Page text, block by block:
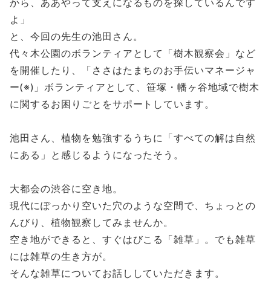
よ」
と、今回の先生の池田さん。
代々木公園のボランティアとして「樹木観察会」など
を開催したり、「ささはたまちのお手伝いマネージャ
ー(※)」ボランティアとして、笹塚・幡ヶ谷地域で樹木
に関するお困りごとをサポートしています。
池田さん、植物を勉強するうちに「すべての解は自然
にある」と感じるようになったそう。
大都会の渋谷に空き地。
現代にぽっかり空いた穴のような空間で、ちょっとの
んびり、植物観察してみませんか。
空き地ができると、すぐはびこる「雑草」。でも雑草
には雑草の生き方が。
そんな雑草についてお話ししていただきます。